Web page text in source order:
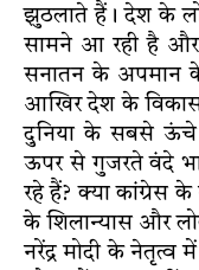
झुठलाते हैं। देश के
सामने आ रही है और
सनातन के अपमान
आखिर देश के विकास
दुनिया के सबसे
ऊपर से गुजरते वंदे
रहे हैं? क्या कांग्रेस
के शिलान्यास और
नरेंद्र मोदी के नेतृत्व